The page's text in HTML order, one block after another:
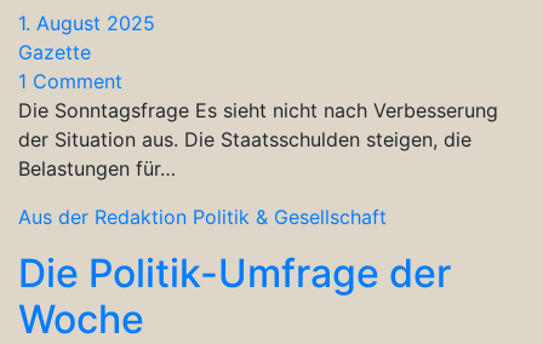
1. August 2025
Gazette
1 Comment
Die Sonntagsfrage Es sieht nicht nach Verbesserung
der Situation aus. Die Staatsschulden steigen, die
Belastungen für…
Aus der Redaktion Politik & Gesellschaft
Die Politik-Umfrage der
Woche